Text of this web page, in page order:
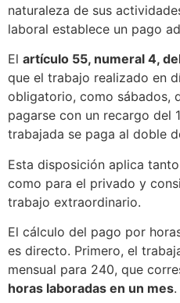
naturaleza de sus
laboral establece un pago
El artículo 55, numeral 4,
que el trabajo realizado en
obligatorio, como sábados,
pagarse con un recargo del
trabajada se paga al doble
Esta disposición aplica
como para el privado y
trabajo extraordinario.
El cálculo del pago por
es directo. Primero, el
mensual para 240, que
horas laboradas en un mes.